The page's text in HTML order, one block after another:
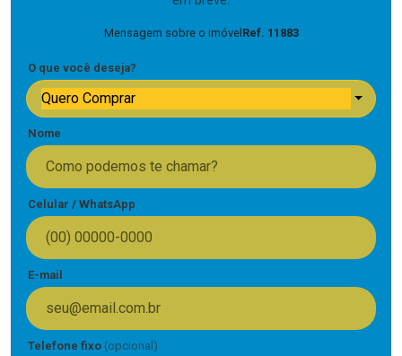
Mensagem sobre o imóvel Ref. 11883
O que você deseja?
Quero Comprar
Nome
Celular / WhatsApp
E-mail
Telefone fixo (opcional)